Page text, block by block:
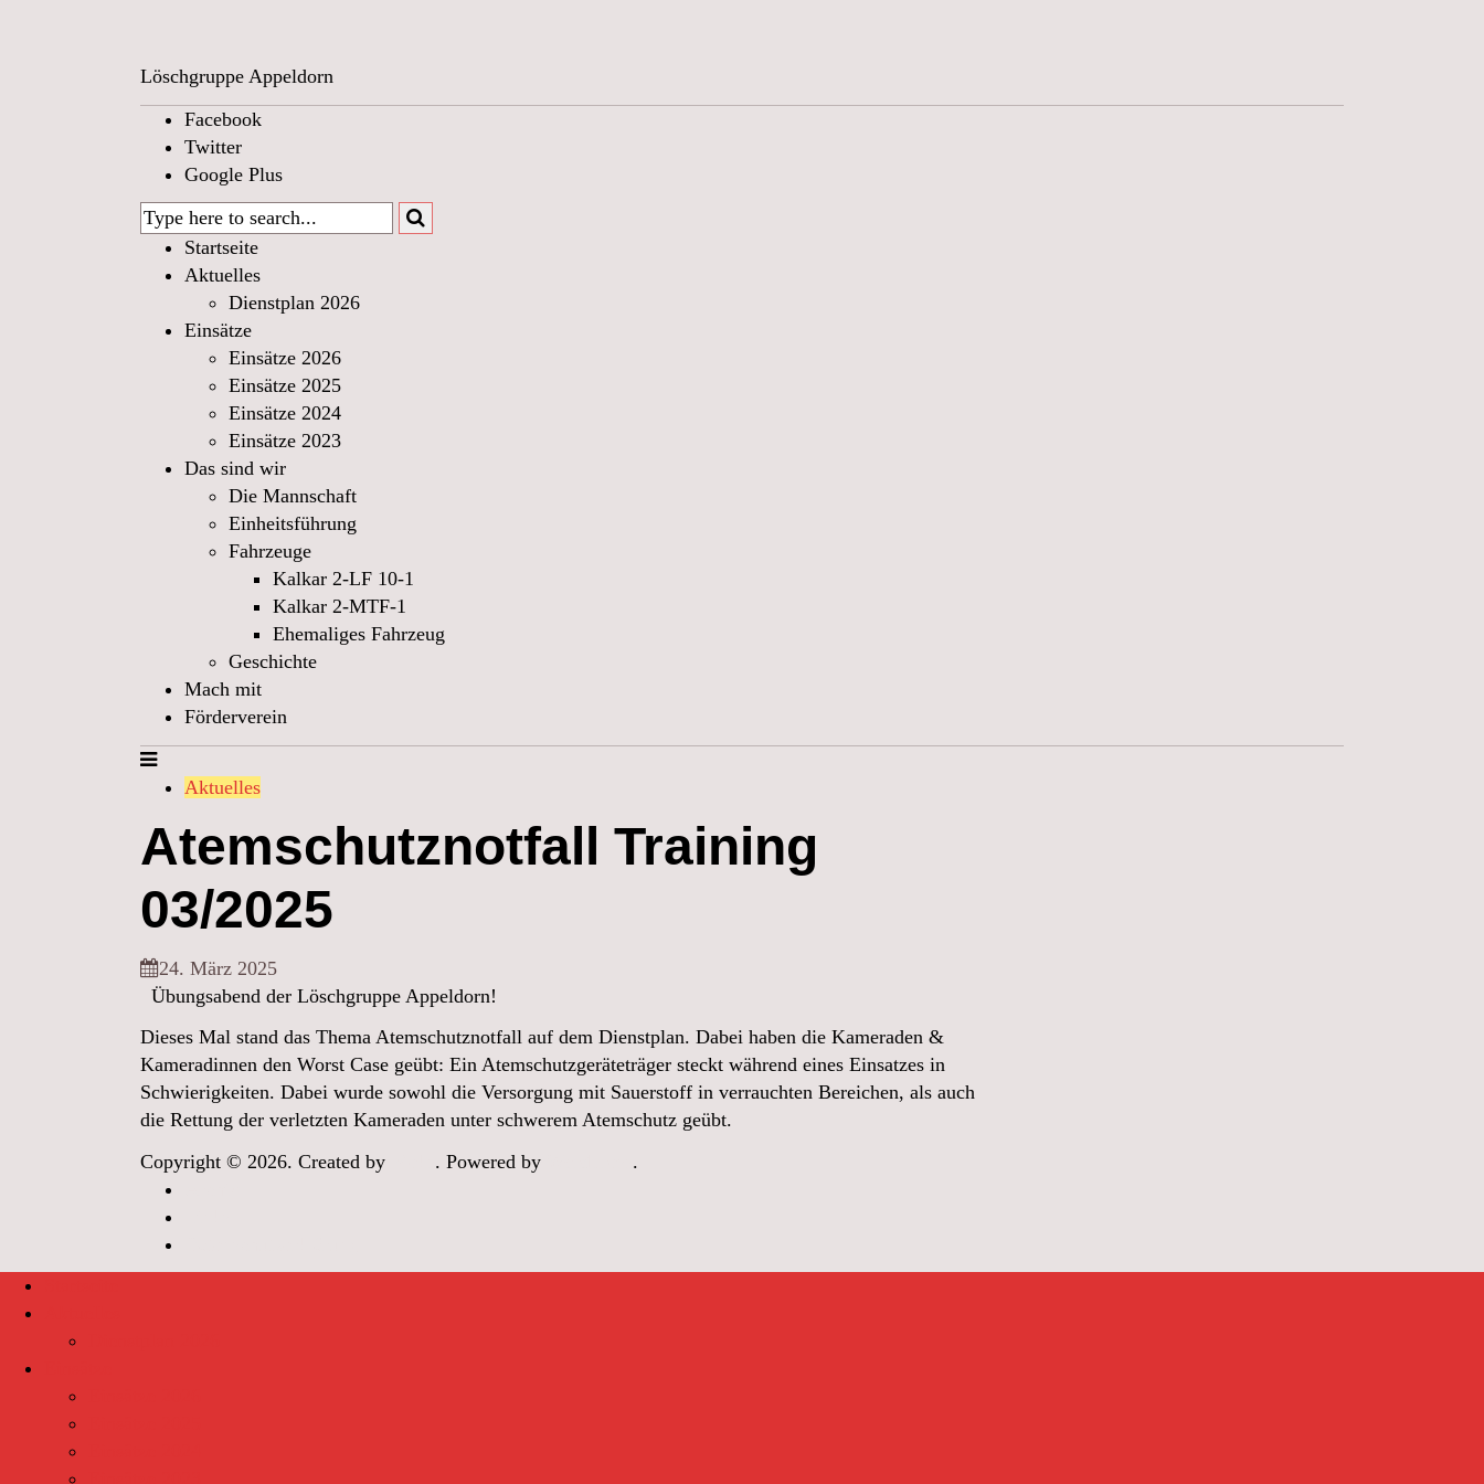
Löschgruppe Appeldorn
Facebook
Twitter
Google Plus
Startseite
Aktuelles
Dienstplan 2026
Einsätze
Einsätze 2026
Einsätze 2025
Einsätze 2024
Einsätze 2023
Das sind wir
Die Mannschaft
Einheitsführung
Fahrzeuge
Kalkar 2-LF 10-1
Kalkar 2-MTF-1
Ehemaliges Fahrzeug
Geschichte
Mach mit
Förderverein
Aktuelles
Atemschutznotfall Training
03/2025
24. März 2025
Übungsabend der Löschgruppe Appeldorn!
Dieses Mal stand das Thema Atemschutznotfall auf dem Dienstplan. Dabei haben die Kameraden &
Kameradinnen den Worst Case geübt: Ein Atemschutzgeräteträger steckt während eines Einsatzes in
Schwierigkeiten. Dabei wurde sowohl die Versorgung mit Sauerstoff in verrauchten Bereichen, als auch
die Rettung der verletzten Kameraden unter schwerem Atemschutz geübt.
Copyright © 2026. Created by
. Powered by
.